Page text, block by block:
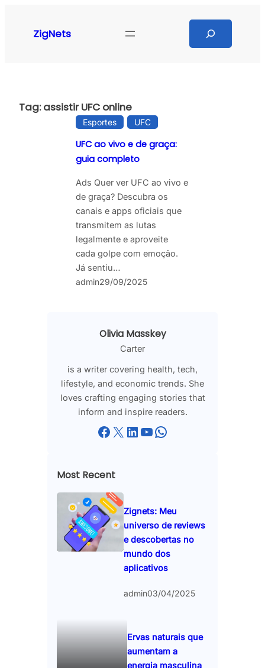
ZigNets
Tag:assistir UFC online
Esportes UFC
UFC ao vivo e de graça:
guia completo
Ads Quer ver UFC ao vivo e
de graça? Descubra os
canais e apps oficiais que
transmitem as lutas
legalmente e aproveite
cada golpe com emoção.
Já sentiu…
admin29/09/2025
Olivia Masskey
Carter
is a writer covering health, tech,
lifestyle, and economic trends. She
loves crafting engaging stories that
inform and inspire readers.
Facebook X LinkedIn YouTube WhatsApp
Most Recent
Zignets: Meu
universo de reviews
e descobertas no
mundo dos
aplicativos
admin03/04/2025
Ervas naturais que
aumentam a
energia masculina